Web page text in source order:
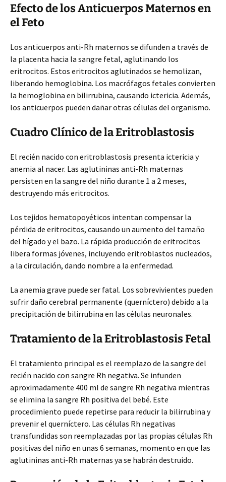
Efecto de los Anticuerpos Maternos en
el Feto
Los anticuerpos anti-Rh maternos se difunden a través de
la placenta hacia la sangre fetal, aglutinando los
eritrocitos. Estos eritrocitos aglutinados se hemolizan,
liberando hemoglobina. Los macrófagos fetales convierten
la hemoglobina en bilirrubina, causando ictericia. Además,
los anticuerpos pueden dañar otras células del organismo.
Cuadro Clínico de la Eritroblastosis
El recién nacido con eritroblastosis presenta ictericia y
anemia al nacer. Las aglutininas anti-Rh maternas
persisten en la sangre del niño durante 1 a 2 meses,
destruyendo más eritrocitos.
Los tejidos hematopoyéticos intentan compensar la
pérdida de eritrocitos, causando un aumento del tamaño
del hígado y el bazo. La rápida producción de eritrocitos
libera formas jóvenes, incluyendo eritroblastos nucleados,
a la circulación, dando nombre a la enfermedad.
La anemia grave puede ser fatal. Los sobrevivientes pueden
sufrir daño cerebral permanente (querníctero) debido a la
precipitación de bilirrubina en las células neuronales.
Tratamiento de la Eritroblastosis Fetal
El tratamiento principal es el reemplazo de la sangre del
recién nacido con sangre Rh negativa. Se infunden
aproximadamente 400 ml de sangre Rh negativa mientras
se elimina la sangre Rh positiva del bebé. Este
procedimiento puede repetirse para reducir la bilirrubina y
prevenir el querníctero. Las células Rh negativas
transfundidas son reemplazadas por las propias células Rh
positivas del niño en unas 6 semanas, momento en que las
aglutininas anti-Rh maternas ya se habrán destruido.